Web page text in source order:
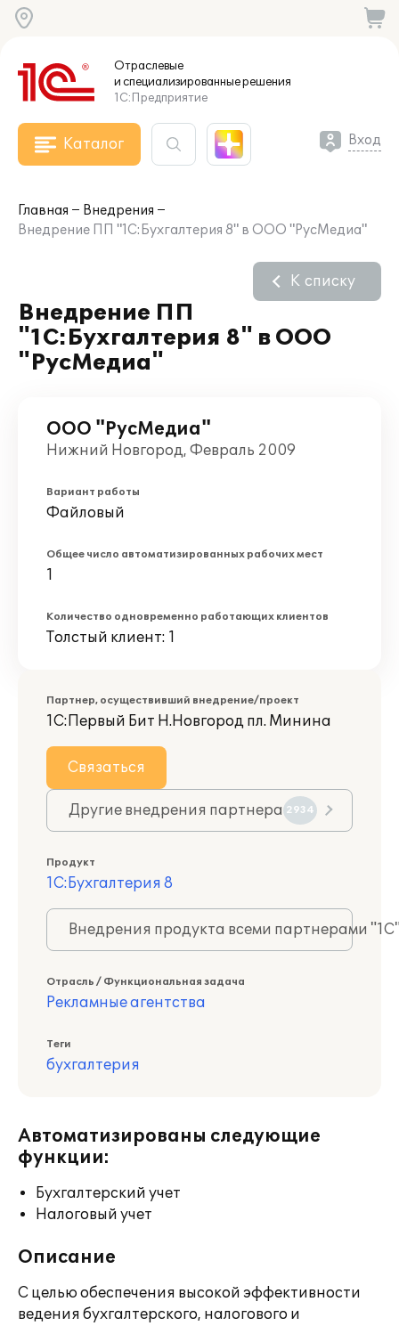
Отраслевые
и специализированныерешения
1С:Предприятие
Каталог Вход
Главная
Внедрения
Внедрение ПП "1С:Бухгалтерия 8" в ООО "РусМедиа"
Внедрение ПП
"1С:Бухгалтерия 8" в ООО
"РусМедиа"
К списку
ООО "РусМедиа"
Нижний Новгород, Февраль 2009
Вариант работы
Файловый
Общее число автоматизированных рабочих мест
1
Количество одновременно работающих клиентов
Толстый клиент: 1
Партнер, осуществивший внедрение/проект
1С:Первый Бит Н.Новгород пл. Минина
Связаться
Другие внедрения партнера 2934
Продукт
1С:Бухгалтерия 8
Внедрения продукта всеми партнерами
Отрасль / Функциональная задача
Рекламные агентства
Теги
бухгалтерия
Автоматизированы следующие
функции:
Бухгалтерский учет
Налоговый учет
Описание
С целью обеспечения высокой эффективности
ведения бухгалтерского, налогового и